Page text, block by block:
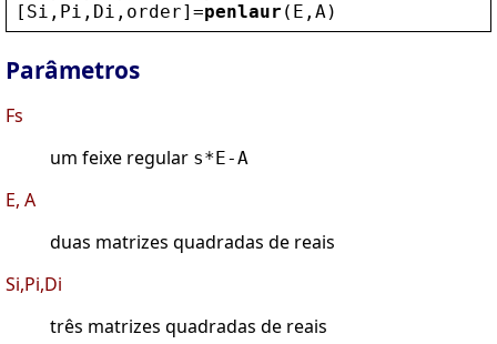
[ Si , Pi , Di , order]=penlaur ( E , A )
Parâmetros
Fs
um feixe regular s*E-A
E, A
duas matrizes quadradas de reais
Si,Pi,Di
três matrizes quadradas de reais